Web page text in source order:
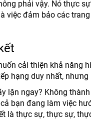
phải vậy. Nó thực
việc đảm bảo các
cải thiện khả năng
hạng duy nhất,
lặn ngay? Không
bạn đang làm việc
là thực sự, thực sự,